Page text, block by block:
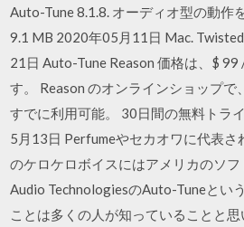
Auto-Tune 8.1.8. オーディオ型の動作
9.1 MB 2020年05月11日 Mac.
21日 Auto-Tune Reason 価格は、$
す。 Reason のオンラインショップ
すでに利用可能。 30日間の無料トラ
5月13日 Perfumeやセカオワに代表さ
のケロケロボイスにはアメリカのソ
Audio TechnologiesのAuto-Tuneとい
ことは多くの人が知っていることと